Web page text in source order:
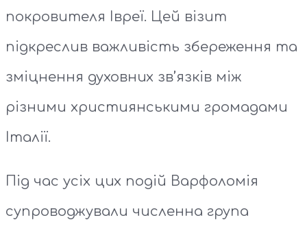
покровителя Івреї. Цей візит
підкреслив важливість збереження та
зміцнення духовних зв’язків між
різними християнськими громадами
Італії.
Під час усіх цих подій Варфоломія
супроводжували численна група